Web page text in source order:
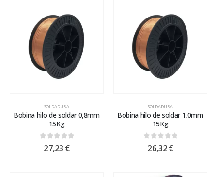
SOLDADURA
Bobina hilo de soldar 0,8mm
15Kg
out of 5
27,23 €
SOLDADURA
Bobina hilo de soldar 1,0mm
15Kg
out of 5
26,32€